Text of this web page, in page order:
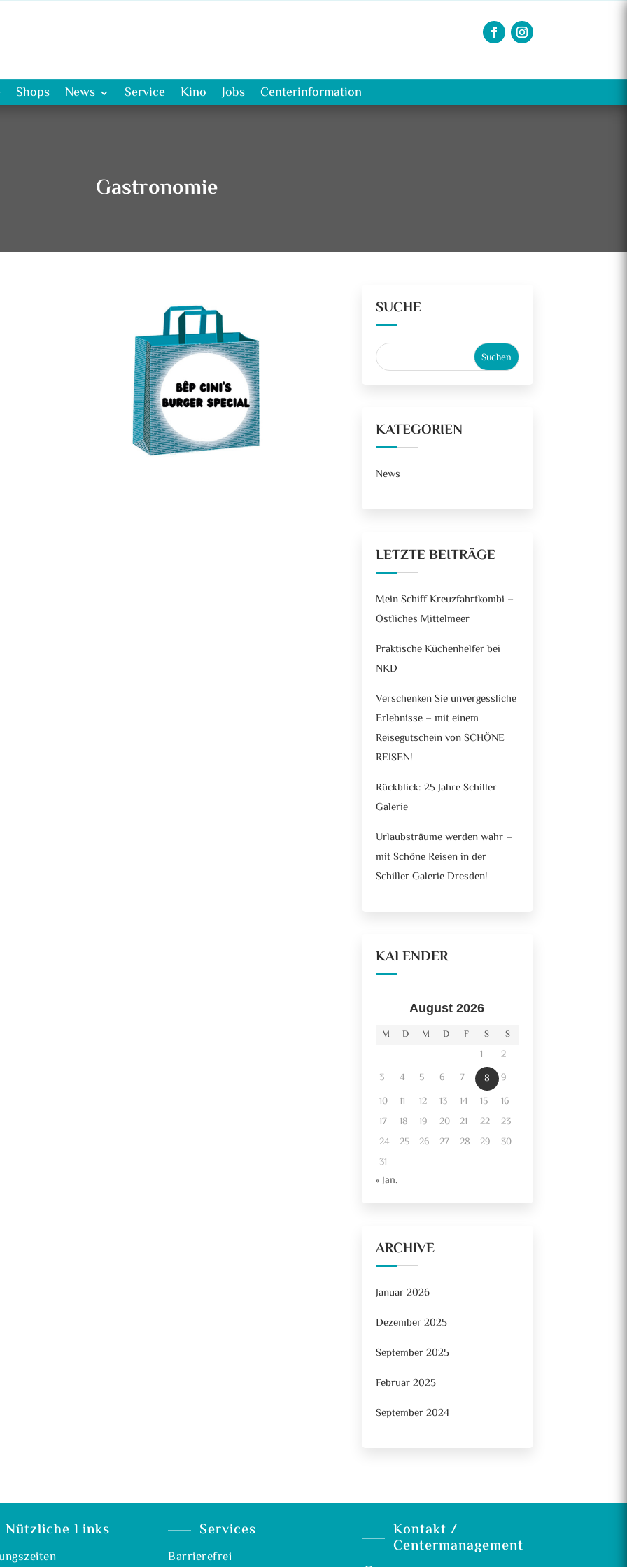
Shops News Service Kino Jobs Centerinformation
Gastronomie
SUCHE
KATEGORIEN
News
LETZTE BEITRÄGE
Mein Schiff Kreuzfahrtkombi –
Östliches Mittelmeer
Praktische Küchenhelfer bei
NKD
Verschenken Sie unvergessliche
Erlebnisse – mit einem
Reisegutschein von SCHÖNE
REISEN!
Rückblick: 25 Jahre Schiller
Galerie
Urlaubsträume werden wahr –
mit Schöne Reisen in der
Schiller Galerie Dresden!
KALENDER
August 2026
M
D M D F S S
1
2
3
4 5 6 7 8
9
10
11 12 13 14 15
16
17
18 19 20 21 22
23
24
25 26 27 28 29
30
31
« Jan.
ARCHIVE
Januar 2026
Dezember 2025
September 2025
Februar 2025
September 2024
Nützliche Links Services
Barrierefrei
Kontakt /
Centermanagement